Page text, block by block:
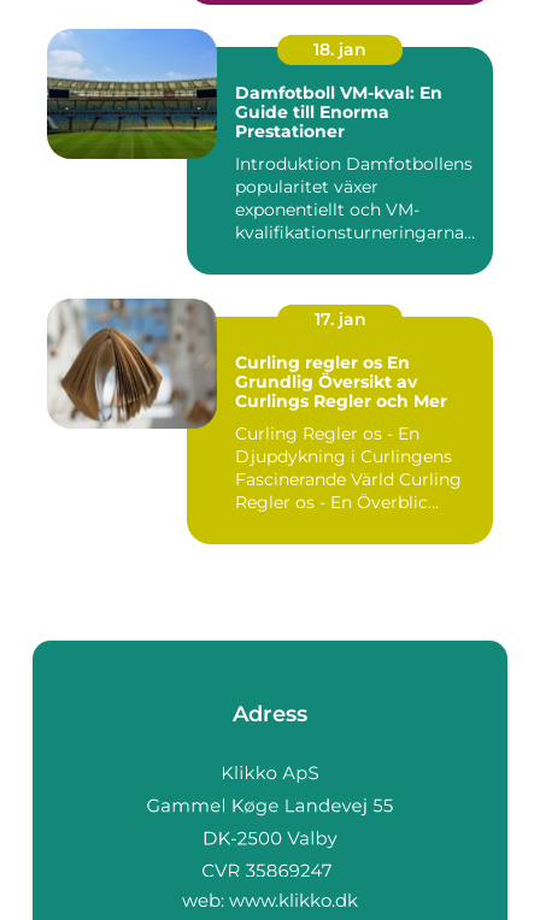
18. jan
Damfotboll VM-kval: En
Guide till Enorma
Prestationer
Introduktion Damfotbollens
popularitet växer
exponentiellt och VM-
kvalifikationsturneringarna
17. jan
Curling regler os En
Grundlig Översikt av
Curlings Regler och Mer
Curling Regler os - En
Djupdykning i Curlingens
Fascinerande Värld Curling
Regler os - En Överblic...
Adress
web: www.klikko.dk